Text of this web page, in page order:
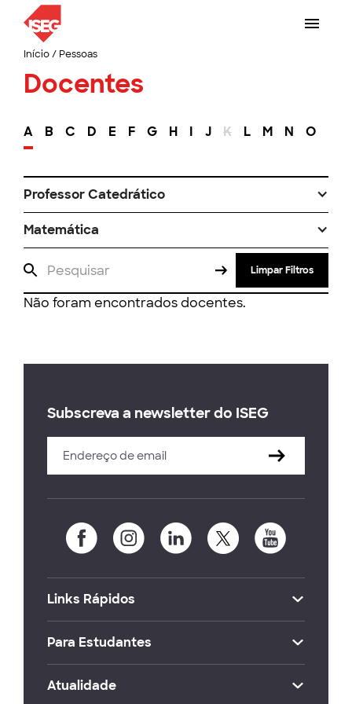
Início/ Pessoas
Docentes
A B C D E F G H I J K L M N O
Professor Catedrático
Matemática
Limpar Filtros
Não foram encontrados docentes.
Subscreva a newsletter do ISEG
Links Rápidos
Para Estudantes
Atualidade